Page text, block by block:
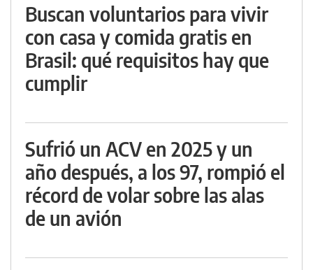
Buscan voluntarios para vivir
con casa y comida gratis en
Brasil: qué requisitos hay que
cumplir
Sufrió un ACV en 2025 y un
año después, a los 97, rompió el
récord de volar sobre las alas
de un avión